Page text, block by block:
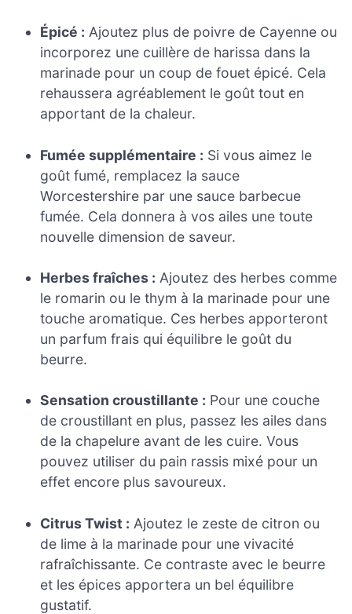
Épicé : Ajoutez plus de poivre de Cayenne ou
incorporez une cuillère de harissa dans la
marinade pour un coup de fouet épicé. Cela
rehaussera agréablement le goût tout en
apportant de la chaleur.
Fumée supplémentaire : Si vous aimez le
goût fumé, remplacez la sauce
Worcestershire par une sauce barbecue
fumée. Cela donnera à vos ailes une toute
nouvelle dimension de saveur.
Herbes fraîches : Ajoutez des herbes comme
le romarin ou le thym à la marinade pour une
touche aromatique. Ces herbes apporteront
un parfum frais qui équilibre le goût du
beurre.
Sensation croustillante : Pour une couche
de croustillant en plus, passez les ailes dans
de la chapelure avant de les cuire. Vous
pouvez utiliser du pain rassis mixé pour un
effet encore plus savoureux.
Citrus Twist : Ajoutez le zeste de citron ou
de lime à la marinade pour une vivacité
rafraîchissante. Ce contraste avec le beurre
et les épices apportera un bel équilibre
gustatif.